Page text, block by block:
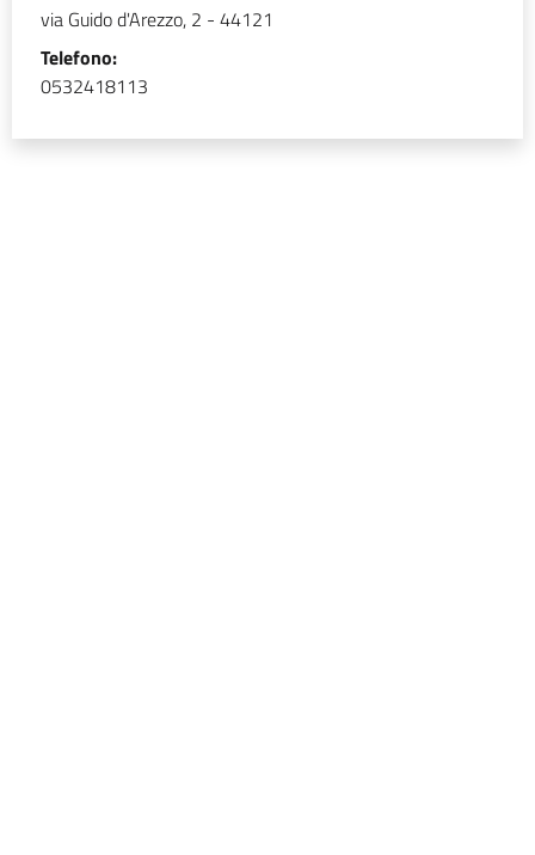
via Guido d'Arezzo, 2 - 44121
Telefono:
0532418113